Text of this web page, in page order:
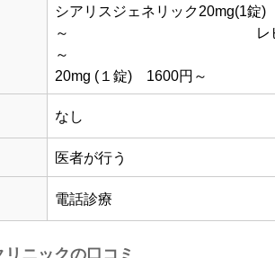
シアリスジェネリック20mg(1錠
～ レビトラ
～ レビトラ
20mg (１錠) 1600円～
なし
医者が行う
電話診療
ニックの口コミ